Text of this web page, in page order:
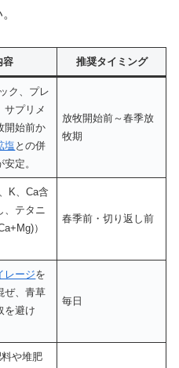
容 推奨タイミング
ク、プレ
サプリメ
開始前か
塩 との併
定。
放牧開始前～春季放
牧期
K、Ca含
、テタニ
）
春季前・切り返し前
レージを
ぜ、青草
を避け
毎日
や堆肥